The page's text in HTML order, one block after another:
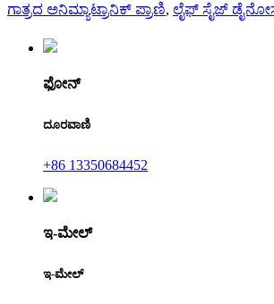
ಗಾತ್ರದ ಅನಿಮ್ಯಾಟ್ರಾನಿಕ್ ಪ್ರಾಣಿ, ಲೈಫ್ ಸೈಜ್
ಫೋನ್
ದೂರವಾಣಿ
+86 13350684452
ಇ-ಮೇಲ್
ಇ-ಮೇಲ್